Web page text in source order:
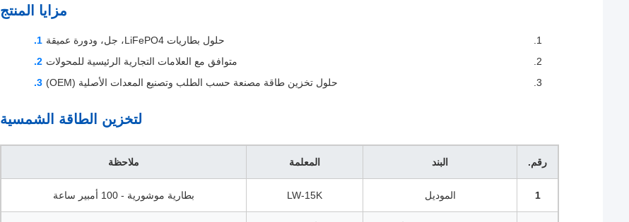
مزايا المنتج
حلول بطاريات LiFePO4، جل، ودورة عميقة
متوافق مع العلامات التجارية الرئيسية للمحولات
حلول تخزين طاقة مصنعة حسب الطلب وتصنيع المعدات الأصلية (OEM)
لتخزين الطاقة الشمسية
رقم. البند المعلمة ملاحظة
1 الموديل LW-15K بطارية موشورية - 100 أمبير ساعة